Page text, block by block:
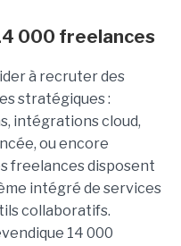
000 freelances
à recruter des
stratégiques :
intégrations cloud,
ou encore
freelances disposent
intégré de services
collaboratifs.
14 000